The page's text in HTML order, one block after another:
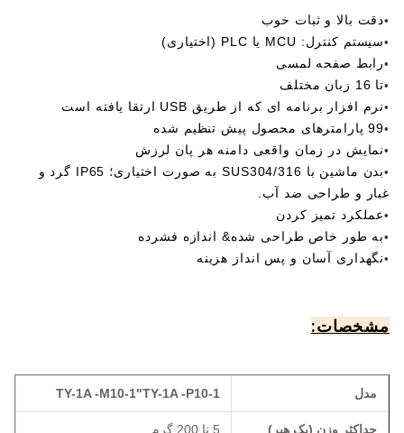
•دقت بالا و ثبات خوب
•سیستم کنترل: MCU یا PLC (اختیاری)
•رابط صفحه لمسی
•تا 16 زبان مختلف
•نرم افزار برنامه ای که از طریق USB ارتقا یافته است
•99 پارامترهای محصول پیش تنظیم شده
•نمایش در زمان واقعی دامنه هر پان لرزش
•
بدن ماشین با SUS304/316 به صورت اختیاری؛ IP65 گرد و
غبار و طراحی ضد آب.
•عملکرد تمیز کردن
•به طور خاص طراحی شده& اندازه فشرده
•نگهداری آسان و پس انداز هزینه
مشخصات:
مدل TY-1A -M10-1"TY-1A -P10-1
حداکثر وزن (یک هپر) 5 تا 200 گرم